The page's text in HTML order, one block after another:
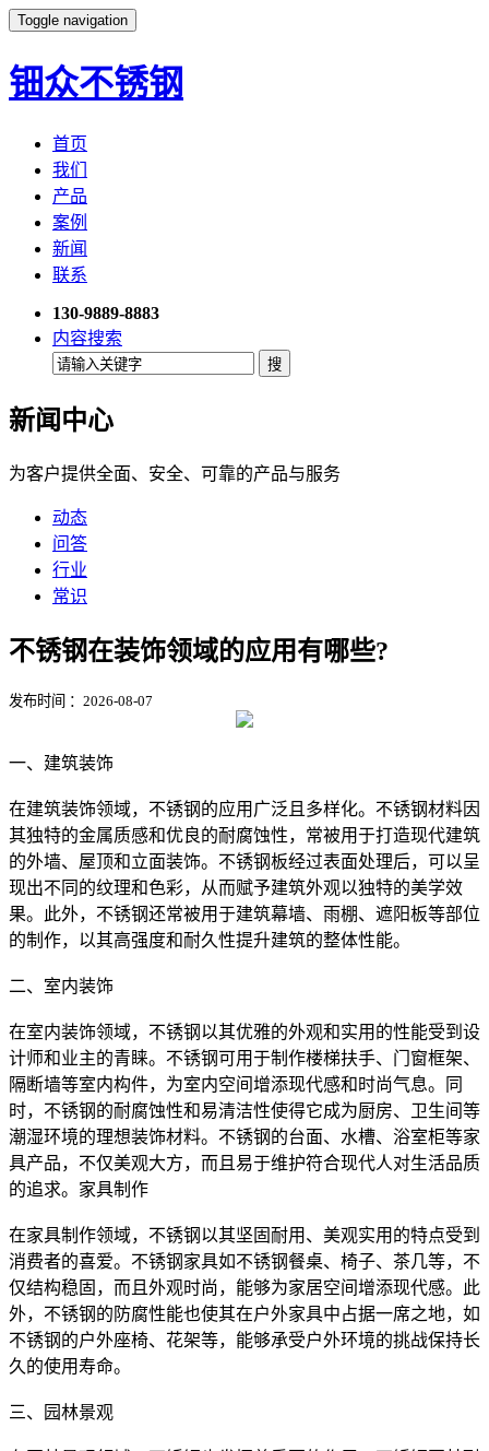
Toggle navigation
钿众不锈钢
首页
我们
产品
案例
新闻
联系
130-9889-8883
内容搜索
新闻中心
为客户提供全面、安全、可靠的产品与服务
动态
问答
行业
常识
不锈钢在装饰领域的应用有哪些?
发布时间 ：2026-08-07
一、建筑装饰
在建筑装饰领域，不锈钢的应用广泛且多样化。不锈钢材料因
其独特的金属质感和优良的耐腐蚀性，常被用于打造现代建筑
的外墙、屋顶和立面装饰。不锈钢板经过表面处理后，可以呈
现出不同的纹理和色彩，从而赋予建筑外观以独特的美学效
果。此外，不锈钢还常被用于建筑幕墙、雨棚、遮阳板等部位
的制作，以其高强度和耐久性提升建筑的整体性能。
二、室内装饰
在室内装饰领域，不锈钢以其优雅的外观和实用的性能受到设
计师和业主的青睐。不锈钢可用于制作楼梯扶手、门窗框架、
隔断墙等室内构件，为室内空间增添现代感和时尚气息。同
时，不锈钢的耐腐蚀性和易清洁性使得它成为厨房、卫生间等
潮湿环境的理想装饰材料。不锈钢的台面、水槽、浴室柜等家
具产品，不仅美观大方，而且易于维护符合现代人对生活品质
的追求。家具制作
在家具制作领域，不锈钢以其坚固耐用、美观实用的特点受到
消费者的喜爱。不锈钢家具如不锈钢餐桌、椅子、茶几等，不
仅结构稳固，而且外观时尚，能够为家居空间增添现代感。此
外，不锈钢的防腐性能也使其在户外家具中占据一席之地，如
不锈钢的户外座椅、花架等，能够承受户外环境的挑战保持长
久的使用寿命。
三、园林景观